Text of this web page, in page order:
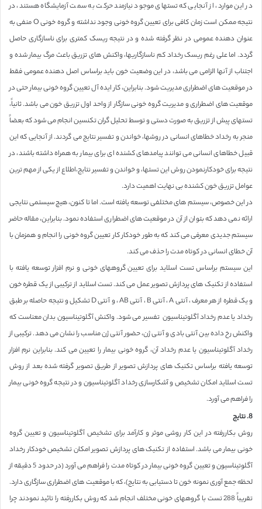
در این موارد، از آنجایی که تستهای موجود نیازمند حرکت به سمت آزمایشگاه هستند، در
نتیجه ممکن است زمان کافی برای تعیین گروه خونی وجود نداشته و گروه خونی O منفی به
عنوان دهنده عمومی در نظر گرفته شده و در نتیجه ریسک کمتری برای ناسازگاری حاصل
گردد. اما علی رغم ریسک رخداد کم ناسازگاریها، واکنش های تزریق باعث مرگ بیمار شده و
اجتناب از آنها الزامی می باشد، در این وضعیت خون باید براساس اصل دهنده عمومی فقط
در موقعیت های اضطراری مدیریت شود. بنابراین، کار ایده آل تعیین گروه خونی بیمار حتی در
موقعیت های اضطراری و مدیریت گروه خونی سازگار از واحد اول تزریق خون می باشد. ثانیاً،
تستهای پیش از تزریق به صورت دستی و توسط تحلیل گران تکنسین انجام می شود که بعضاً
منجر به رخداد خطاهای انسانی در روشها، خواندن و تفسیر نتایج می گردند. از آنجایی که این
قبیل خطاهای انسانی می توانند پیامدهای کشنده ای برای بیمار به همراه داشته باشند، در
نتیجه برای خودکارنمودن روش این تستها، و خواندن و تفسیر نتایج،اطلاع از یکی از مهم ترین
عوامل تزریق خون کشنده بی نهایت اهمیت دارد.
در این خصوص، سیستم های مختلفی توسعه یافته است. اما تا کنون، هیچ سیستمی نتایجی
ارائه نمی دهد که بتوان از آن در موقعیت های اضطراری استفاده نمود. بنابراین، مقاله حاضر
سیستم جدیدی معرفی می کند که به طور خودکار کار تعیین گروه خونی را انجام و همزمان با
آن خطای انسانی در کوتاه مدت را حذف می کند.
این سیستم براساس تست اسلاید برای تعیین گروههای خونی و نرم افزار توسعه یافته با
استفاده از تکنیک های پردازش تصویر عمل می کند. تست اسلاید از ترکیبی از یک قطره خون
و یک قطره از هر معرف ، آنتی A ، آنتی B ، آنتی AB ، و آنتی D تشکیل و نتیجه حاصله بر طبق
رخداد یا عدم رخداد آگلوتیناسیون تفسیر می شود. واکنش آگلوتیناسیون بدان معناست که
واکنش رخ داده بین آنتی بادی و آنتی ژن، حضور آنتی ژن مناسب را نشان می دهد. ترکیبی از
رخداد آگلوتیناسیون یا عدم رخداد آن، گروه خونی بیمار را تعیین می کند. بنابراین نرم افزار
توسعه یافته براساس تکنیک های پردازش تصویر از طریق تصویر گرفته شده بعد از روش
تست اسلاید امکان تشخیص و آشکارسازی رخداد آگلوتیناسیون و در نتیجه گروه خونی بیمار
را فراهم می آورد.
8. نتایج
روش بکاررفته در این کار روشی موثر و کارآمد برای تشخیص آگلوتیناسیون و تعیین گروه
خونی بیمار می باشد. استفاده از تکنیک های پردازش تصویر امکان تشخیص خودکار رخداد
آگلوتیناسیون و تعیین گروه خونی بیمار در کوتاه مدت را فراهم می آورد (در حدود 5 دقیقه از
لحظه جمع آوری نمونه خون تا دستیابی به نتایج)، که با موقعیت های اضطراری سازگاری دارد.
تقریباً 288 تست با گروههای خونی مختلف انجام شد که روش بکاررفته را تائید نمودند چرا